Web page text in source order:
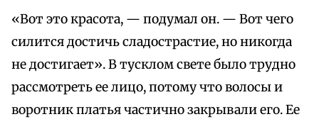
«Вот это красота, — подумал он. — Вот чего
силится достичь сладострастие, но никогда
не достигает». В тусклом свете было трудно
рассмотреть ее лицо, потому что волосы и
воротник платья частично закрывали его. Ее